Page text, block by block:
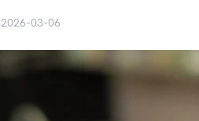
2026-03-06